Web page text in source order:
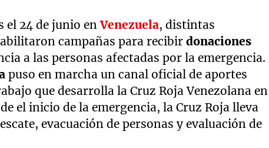
el 24 de junio enVenezuela, distintas
campañas para recibirdonaciones
a las personas afectadas por la emergencia.
puso en marcha un canal oficial de aportes
que desarrolla la Cruz Roja Venezolana en
el inicio de la emergencia, la Cruz Roja lleva
evacuación de personas y evaluación de